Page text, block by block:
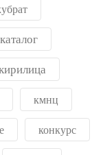
каталог
кмнц
конкурс